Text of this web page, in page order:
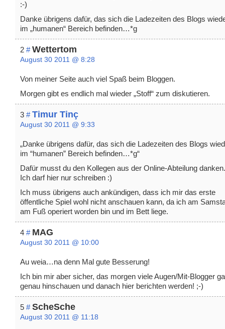
:-)
Danke übrigens dafür, das sich die Ladezeiten des Blogs
im „humanen“ Bereich befinden…*g
2 # Wettertom
August 30 2011 @ 8:28
Von meiner Seite auch viel Spaß beim Bloggen.
Morgen gibt es endlich mal wieder „Stoff“ zum diskutieren.
3 # Timur Tinç
August 30 2011 @ 9:33
„Danke übrigens dafür, das sich die Ladezeiten des Blogs
im “humanen” Bereich befinden…*g“
Dafür musst du den Kollegen aus der Online-Abteilung danken.
Ich darf hier nur schreiben :)
Ich muss übrigens auch ankündigen, dass ich mir das erste
öffentliche Spiel wohl nicht anschauen kann, da ich am
am Fuß operiert worden bin und im Bett liege.
4 # MAG
August 30 2011 @ 10:00
Au weia…na denn Mal gute Besserung!
Ich bin mir aber sicher, das morgen viele Augen/Mit-Blogger
genau hinschauen und danach hier berichten werden! ;-)
5 # ScheSche
August 30 2011 @ 11:18